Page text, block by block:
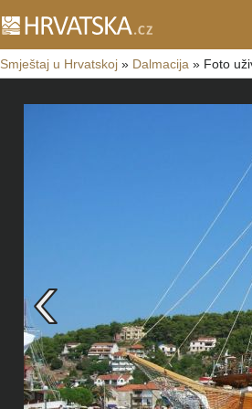
Smještaj u Hrvatskoj » Dalmacija » Foto